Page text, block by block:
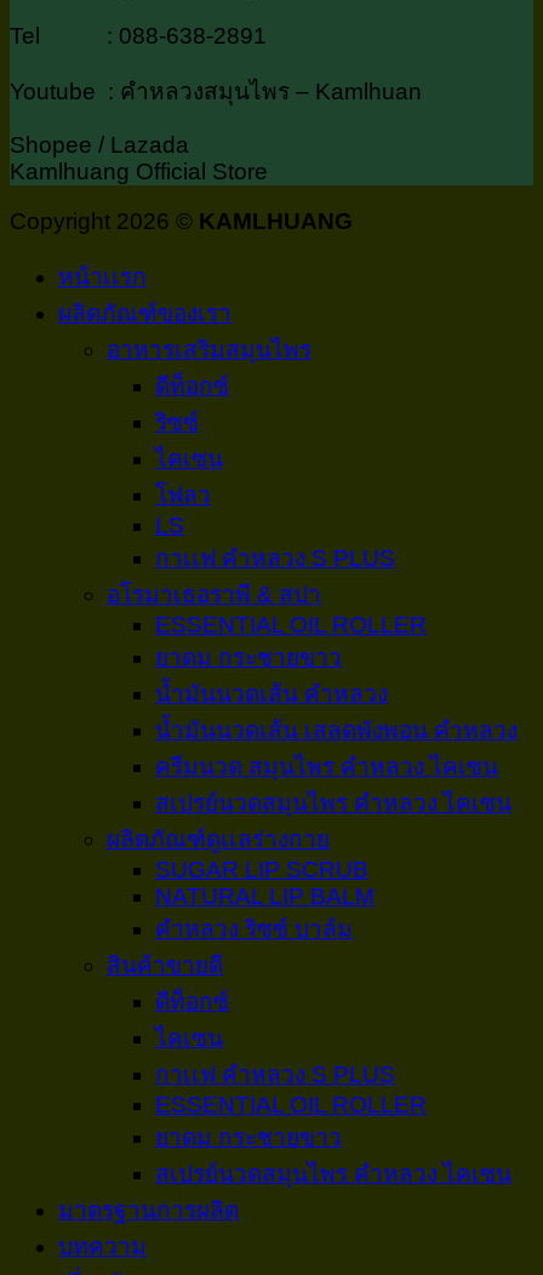
Tel : 088-638-2891
Youtube : คำหลวงสมุนไพร – Kamlhuan
Shopee / Lazada
Kamlhuang Official Store
Copyright 2026 © KAMLHUANG
หน้าเเรก
ผลิตภัณฑ์ของเรา
อาหารเสริมสมุนไพร
ดีท็อกซ์
ริซซ์
ไคเซน
โฟลว
LS
กาเเฟ คำหลวง S PLUS
อโรมาเธอราพี & สปา
ESSENTIAL OIL ROLLER
ยาดม กระชายขาว
น้ำมันนวดเส้น คำหลวง
น้ำมันนวดเส้น เสลดพังพอน คำหลวง
ครีมนวด สมุนไพร คำหลวง ไคเซน
สเปรย์นวดสมุนไพร คำหลวง ไคเซน
ผลิตภัณฑ์ดูเเลร่างกาย
SUGAR LIP SCRUB
NATURAL LIP BALM
คำหลวง ริซซ์ บาล์ม
สินค้าขายดี
ดีท็อกซ์
ไคเซน
กาเเฟ คำหลวง S PLUS
ESSENTIAL OIL ROLLER
ยาดม กระชายขาว
สเปรย์นวดสมุนไพร คำหลวง ไคเซน
มาตรฐานการผลิต
บทความ